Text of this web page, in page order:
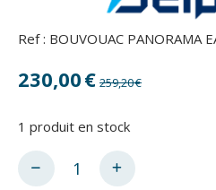
Ref : BOUVOUAC PANORAMA
230,00€ 259,20€
1 produit en stock